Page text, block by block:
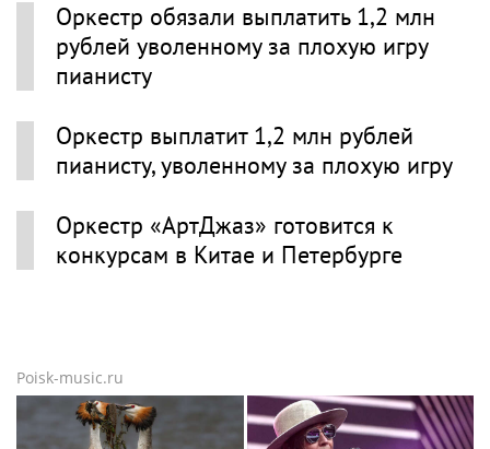
Оркестр обязали выплатить 1,2 млн
рублей уволенному за плохую игру
пианисту
Оркестр выплатит 1,2 млн рублей
пианисту, уволенному за плохую игру
Оркестр «АртДжаз» готовится к
конкурсам в Китае и Петербурге
Poisk-music.ru